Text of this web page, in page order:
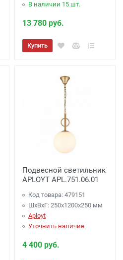
В наличии 15 шт.
13 780 руб.
Купить
Подвесной светильник
APLOYT APL.751.06.01
Код товара: 479151
ШхВхГ: 250x1200x250 мм
Aployt
Уточнить наличие
4 400 руб.